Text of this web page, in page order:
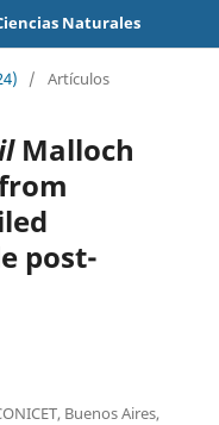
Naturales
/ Artículos
Malloch
post-
Buenos Aires,